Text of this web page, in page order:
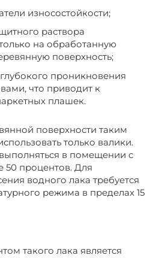
износостойкости;
раствора
на обработанную
поверхность;
проникновения
что приводит к
плашек.
поверхности таким
только валики.
в помещении с
50 процентов. Для
водного лака требуется
режима в пределах 15
такого лака является